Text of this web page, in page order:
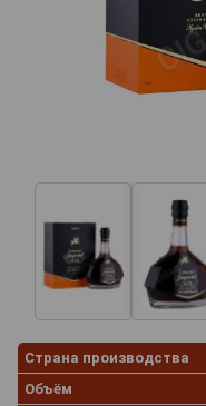
Страна производства
Объём